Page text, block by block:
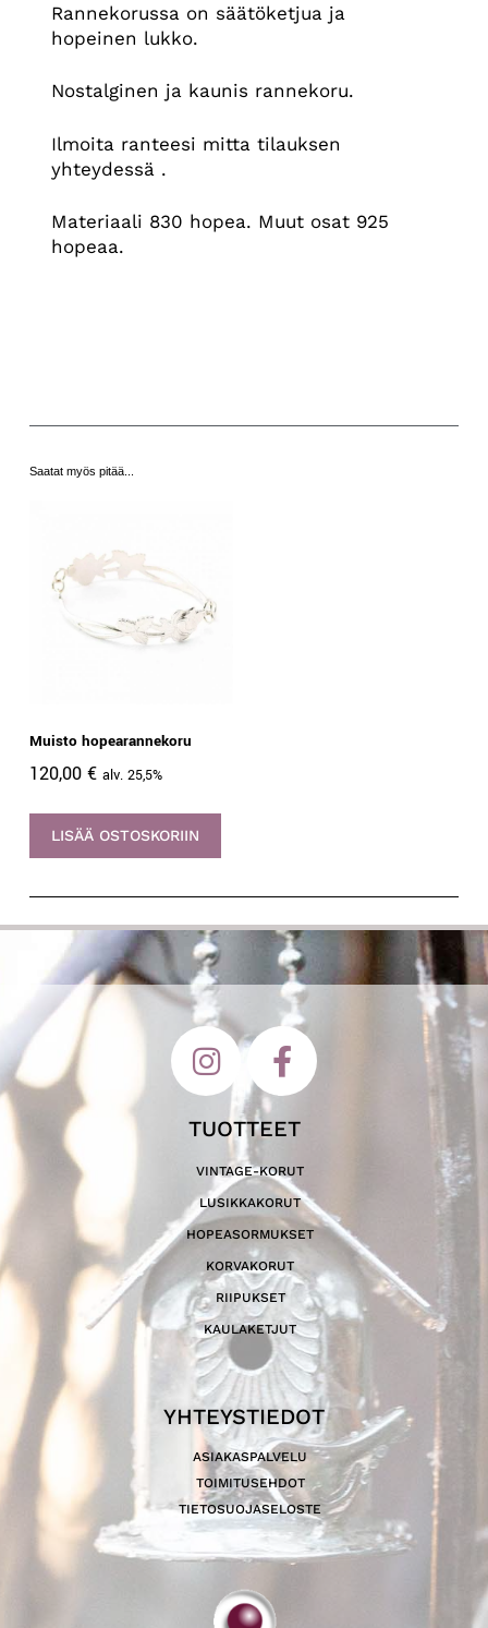
Rannekorussa on säätöketjua ja
hopeinen lukko.
Nostalginen ja kaunis rannekoru.
Ilmoita ranteesi mitta tilauksen
yhteydessä .
Materiaali 830 hopea. Muut osat 925
hopeaa.
Saatat myös pitää...
Muisto hopearannekoru
120,00 € alv. 25,5%
LISÄÄ OSTOSKORIIN
TUOTTEET
VINTAGE-KORUT
LUSIKKAKORUT
HOPEASORMUKSET
KORVAKORUT
RIIPUKSET
KAULAKETJUT
YHTEYSTIEDOT
ASIAKASPALVELU
TOIMITUSEHDOT
TIETOSUOJASELOSTE